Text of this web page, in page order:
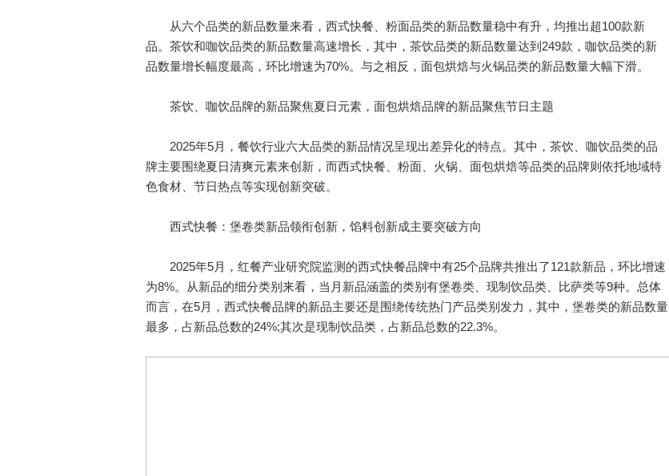
从六个品类的新品数量来看，西式快餐、粉面品类的新品数量稳中有升，均推出超100款新
品。茶饮和咖饮品类的新品数量高速增长，其中，茶饮品类的新品数量达到249款，咖饮品类的新
品数量增长幅度最高，环比增速为70%。与之相反，面包烘焙与火锅品类的新品数量大幅下滑。
茶饮、咖饮品牌的新品聚焦夏日元素，面包烘焙品牌的新品聚焦节日主题
2025年5月，餐饮行业六大品类的新品情况呈现出差异化的特点。其中，茶饮、咖饮品类的品
牌主要围绕夏日清爽元素来创新，而西式快餐、粉面、火锅、面包烘焙等品类的品牌则依托地域特
色食材、节日热点等实现创新突破。
西式快餐：堡卷类新品领衔创新，馅料创新成主要突破方向
2025年5月，红餐产业研究院监测的西式快餐品牌中有25个品牌共推出了121款新品，环比增速
为8%。从新品的细分类别来看，当月新品涵盖的类别有堡卷类、现制饮品类、比萨类等9种。总体
而言，在5月，西式快餐品牌的新品主要还是围绕传统热门产品类别发力，其中，堡卷类的新品数量
最多，占新品总数的24%;其次是现制饮品类，占新品总数的22.3%。